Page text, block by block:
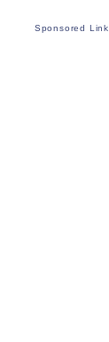
Sponsored Link